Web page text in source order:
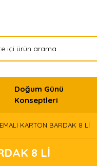
Doğum Günü
Konseptleri
KARTON BARDAK 8 Lİ
8 Lİ